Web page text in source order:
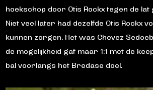
hoekschop door Otis Rockx tegen de lat
Niet veel later had dezelfde Otis Rockx
kunnen zorgen. Het was Chevez
de mogelijkheid gaf maar 1:1 met de
bal voorlangs het Bredase doel.